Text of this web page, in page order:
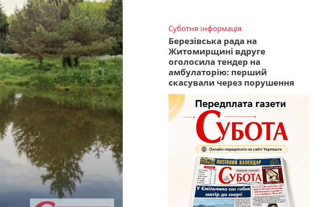
Суботня інформація
Березівська рада на
Житомирщині вдруге
оголосила тендер на
амбулаторію: перший
скасували через порушення